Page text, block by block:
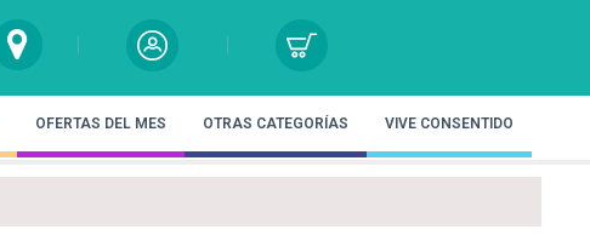
OFERTAS DEL MES OTRAS CATEGORÍAS VIVE CONSENTIDO